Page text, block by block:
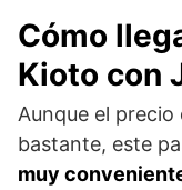
Cómo
Kioto con
Aunque el precio
bastante, este
muy